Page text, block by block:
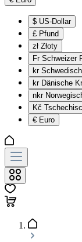
$ US-Dollar
£ Pfund
zł Złoty
Fr Schweizer
kr
kr Dänische
nkr
Kč
€ Euro